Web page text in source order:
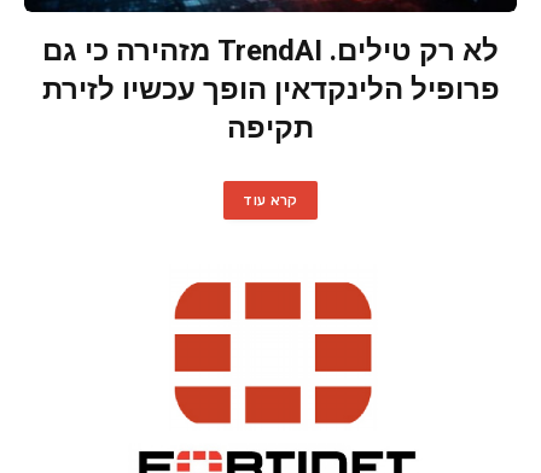
לא רק טילים. TrendAI מזהירה כי גם
פרופיל הלינקדאין הופך עכשיו לזירת
תקיפה
קרא עוד